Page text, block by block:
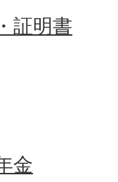
証明書
金